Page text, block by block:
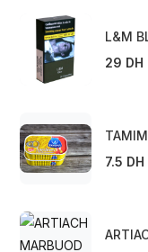
L&M
29 DH
7.5 DH